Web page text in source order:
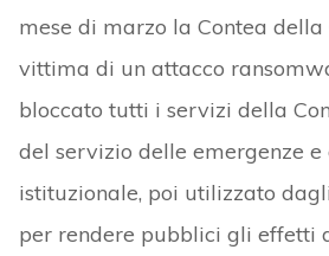
mese di marzo la Contea
vittima di un attacco
bloccato tutti i servizi della
del servizio delle emergenze
istituzionale, poi utilizzato
per rendere pubblici gli effetti